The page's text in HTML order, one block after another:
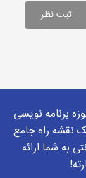
برنامه نویسی
نقشه راه جامع
به شما ارائه